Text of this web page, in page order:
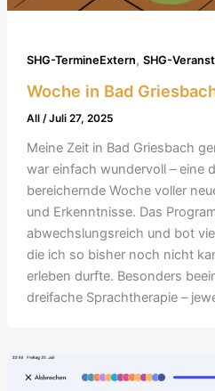
SHG-TermineExtern, SHG-
Woche in Bad
All /Juli 27, 2025
Meine Zeit in Bad Griesbach
war einfach wundervoll – eine
bereichernde Woche voller
und Erkenntnisse. Das
abwechslungsreich und bot
die ich so bisher noch nicht
erleben durfte. Besonders
dreifache Sprachtherapie –